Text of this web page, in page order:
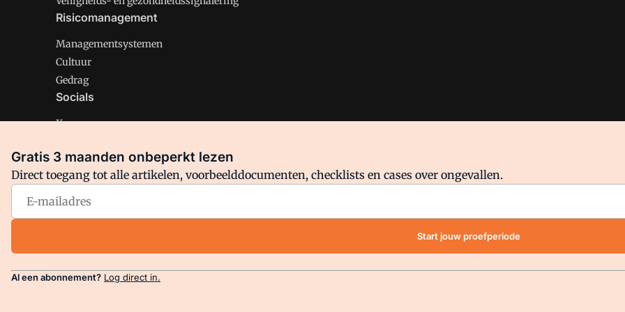
Risicomanagement
Managementsystemen
Cultuur
Gedrag
Socials
X
Facebook
Arbo is onderdeel van VMN media. Lees inons manifestwaar VMN media voor staat. Op gebruik van deze site zijn de
Gratis 3 maanden onbeperkt lezen
Direct toegang tot alle artikelen, voorbeelddocumenten, checklists en cases over ongevallen.
Start jouw proefperiode
Al een abonnement? Log direct in.